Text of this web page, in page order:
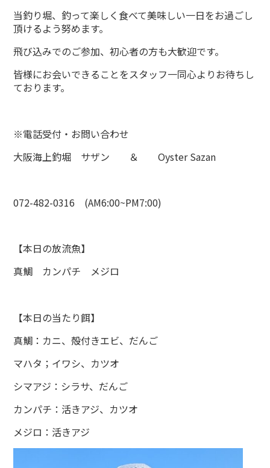
当釣り堀、釣って楽しく食べて美味しい一日をお過ごし
頂けるよう努めます。
飛び込みでのご参加、初心者の方も大歓迎です。
皆様にお会いできることをスタッフ一同心よりお待ちし
ております。
※電話受付・お問い合わせ
大阪海上釣堀 サザン ＆ Oyster Sazan
072-482-0316 (AM6:00~PM7:00)
【本日の放流魚】
真鯛 カンパチ メジロ
【本日の当たり餌】
真鯛：カニ、殻付きエビ、だんご
マハタ；イワシ、カツオ
シマアジ：シラサ、だんご
カンパチ：活きアジ、カツオ
メジロ：活きアジ